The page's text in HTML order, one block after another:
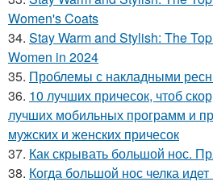
Women's Coats
34. Stay Warm and Stylish: The
Women in 2024
35. Проблемы с накладными
36. 10 лучших причесок, чтоб
лучших мобильных программ и
мужских и женских причесок
37. Как скрывать большой нос.
38. Когда большой нос челка